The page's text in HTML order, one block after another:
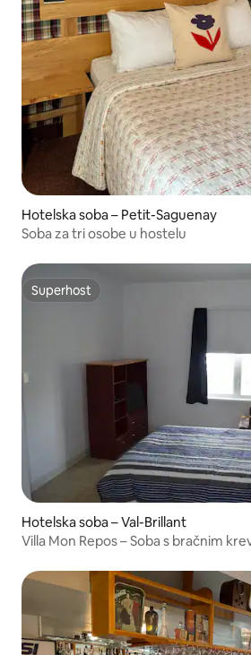
Hotelska soba – Petit-Saguenay
Soba za tri osobe u hostelu
Superhost
Superhost
Hotelska soba – Val-Brillant
Villa Mon Repos – Soba s bračnim